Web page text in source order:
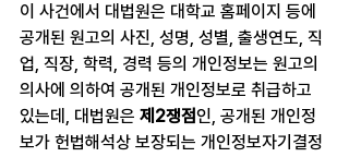
이 사건에서 대법원은 대학교 홈페이지 등에
공개된 원고의 사진, 성명, 성별, 출생연도, 직
업, 직장, 학력, 경력 등의 개인정보는 원고의
의사에 의하여 공개된 개인정보로 취급하고
있는데, 대법원은 제2쟁점인, 공개된 개인정
보가 헌법해석상 보장되는 개인정보자기결정